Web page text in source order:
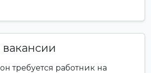
требуется работник на